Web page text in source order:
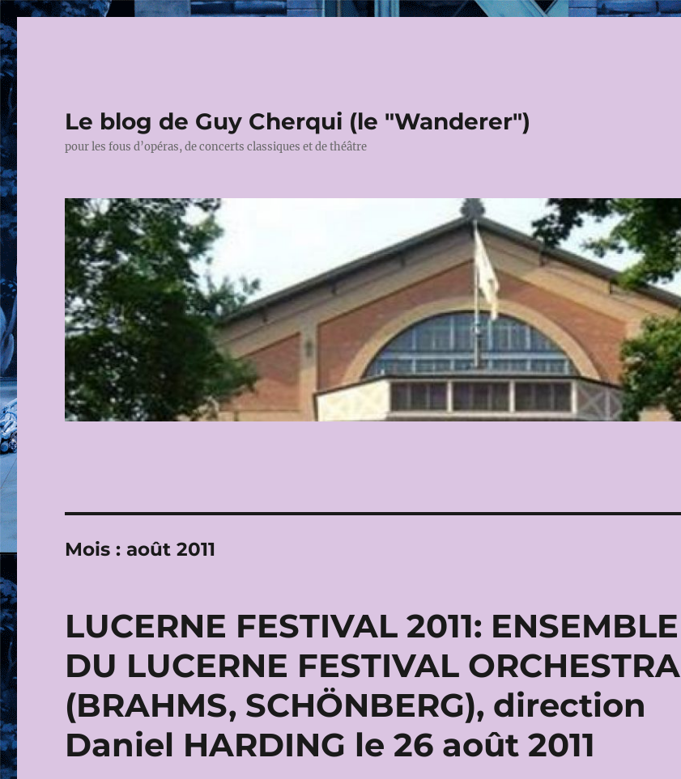
Le blog de Guy Cherqui (le "Wanderer")
pour les fous d’opéras, de concerts classiques et de théâtre
Mois :août 2011
LUCERNE FESTIVAL 2011: ENSEMBLE
DU LUCERNE FESTIVAL ORCHESTRA
(BRAHMS, SCHÖNBERG), direction
Daniel HARDING le 26 août 2011